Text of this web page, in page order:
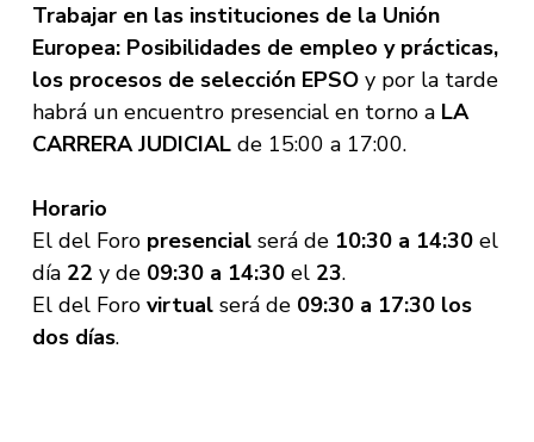
Trabajar en las instituciones de la Unión
Europea: Posibilidades de empleo y prácticas,
los procesos de selección EPSOy por la tarde
habrá un encuentro presencial en torno a LA
CARRERA JUDICIALde 15:00 a 17:00.
Horario
El del Foro presencialserá de 10:30 a 14:30el
día 22 y de 09:30 a 14:30el 23.
El del Foro virtualserá de 09:30 a 17:30 los
dos días.